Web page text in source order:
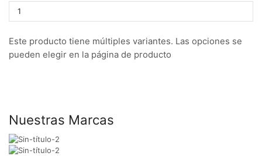
Este producto tiene múltiples variantes. Las opciones se
pueden elegir en la página de producto
Nuestras Marcas